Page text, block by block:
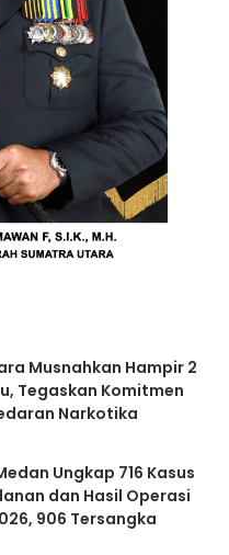
Musnahkan Hampir 2
Tegaskan Komitmen
Narkotika
Ungkap 716 Kasus
dan Hasil Operasi
906 Tersangka